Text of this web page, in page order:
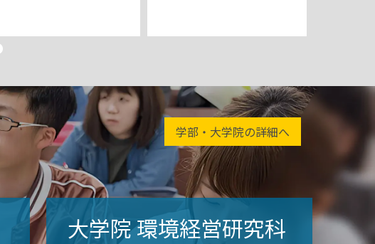
学部・大学院の詳細へ
大学院環境経営研究科